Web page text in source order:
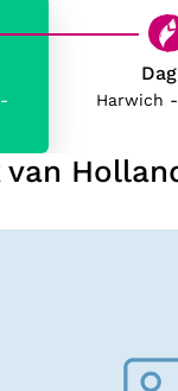
Harwich
van